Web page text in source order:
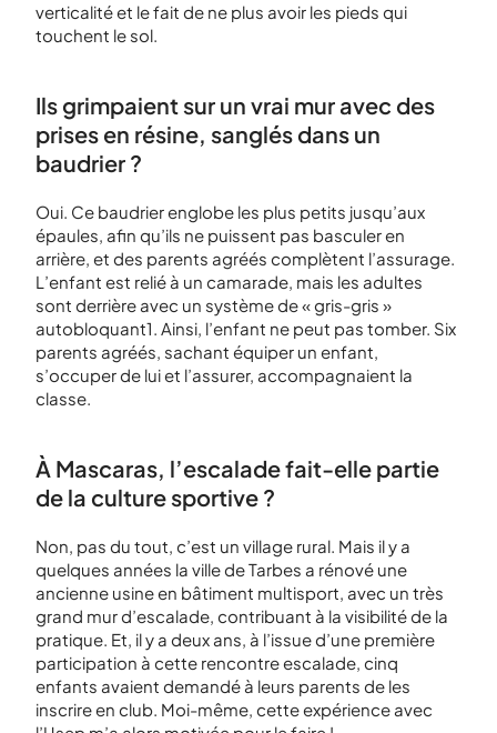
verticalité et le fait de ne plus avoir les pieds qui
touchent le sol.
Ils grimpaient sur un vrai mur avec des
prises en résine, sanglés dans un
baudrier ?
Oui. Ce baudrier englobe les plus petits jusqu’aux
épaules, afin qu’ils ne puissent pas basculer en
arrière, et des parents agréés complètent l’assurage.
L’enfant est relié à un camarade, mais les adultes
sont derrière avec un système de « gris-gris »
autobloquant1. Ainsi, l’enfant ne peut pas tomber. Six
parents agréés, sachant équiper un enfant,
s’occuper de lui et l’assurer, accompagnaient la
classe.
À Mascaras, l’escalade fait-elle partie
de la culture sportive ?
Non, pas du tout, c’est un village rural. Mais il y a
quelques années la ville de Tarbes a rénové une
ancienne usine en bâtiment multisport, avec un très
grand mur d’escalade, contribuant à la visibilité de la
pratique. Et, il y a deux ans, à l’issue d’une première
participation à cette rencontre escalade, cinq
enfants avaient demandé à leurs parents de les
inscrire en club. Moi-même, cette expérience avec